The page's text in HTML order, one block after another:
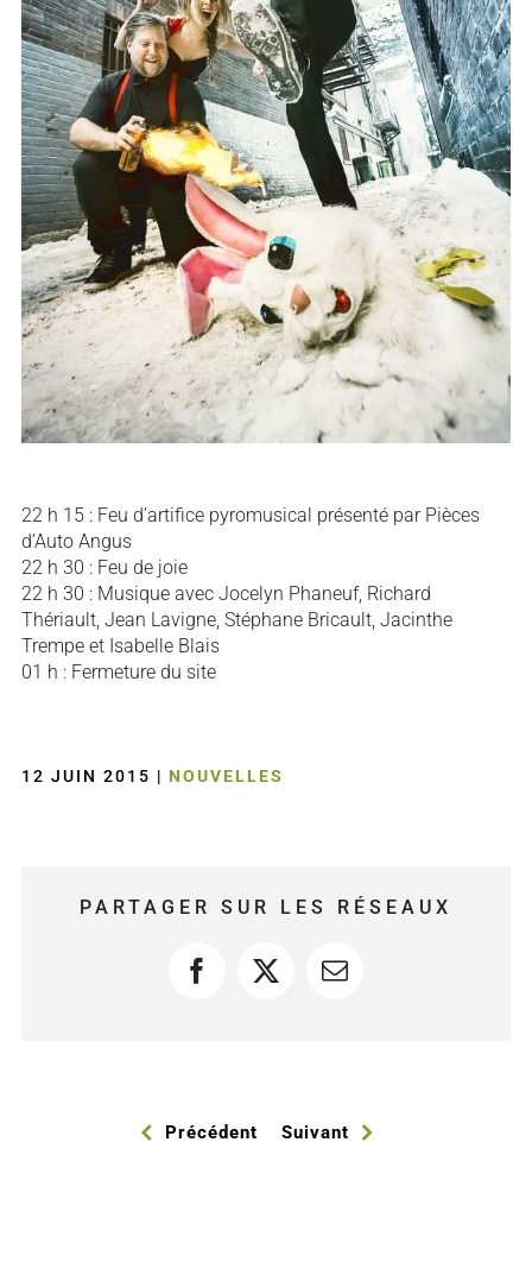
22 h 15 : Feu d’artifice pyromusical présenté par Pièces
d’Auto Angus
22 h 30 : Feu de joie
22 h 30 : Musique avec Jocelyn Phaneuf, Richard
Thériault, Jean Lavigne, Stéphane Bricault, Jacinthe
Trempe et Isabelle Blais
01 h : Fermeture du site
12 JUIN 2015 | NOUVELLES
PARTAGER SUR LES RÉSEAUX
Facebook
X Courriel
Précédent Suivant